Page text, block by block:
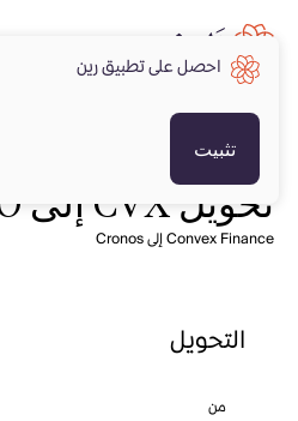
تحويل CVX إلى CRO
Convex Finance إلى Cronos
التحويل
من
احصل على تطبيق رين
تثبيت